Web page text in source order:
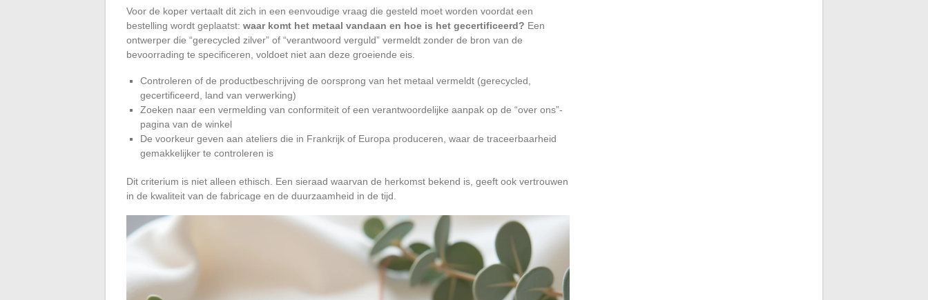
Voor de koper vertaalt dit zich in een eenvoudige vraag die gesteld moet worden voordat een
bestelling wordt geplaatst: waar komt het metaal vandaan en hoe is het gecertificeerd? Een
ontwerper die “gerecycled zilver” of “verantwoord verguld” vermeldt zonder de bron van de
bevoorrading te specificeren, voldoet niet aan deze groeiende eis.
Controleren of de productbeschrijving de oorsprong van het metaal vermeldt (gerecycled,
gecertificeerd, land van verwerking)
Zoeken naar een vermelding van conformiteit of een verantwoordelijke aanpak op de “over ons”-
pagina van de winkel
De voorkeur geven aan ateliers die in Frankrijk of Europa produceren, waar de traceerbaarheid
gemakkelijker te controleren is
Dit criterium is niet alleen ethisch. Een sieraad waarvan de herkomst bekend is, geeft ook vertrouwen
in de kwaliteit van de fabricage en de duurzaamheid in de tijd.